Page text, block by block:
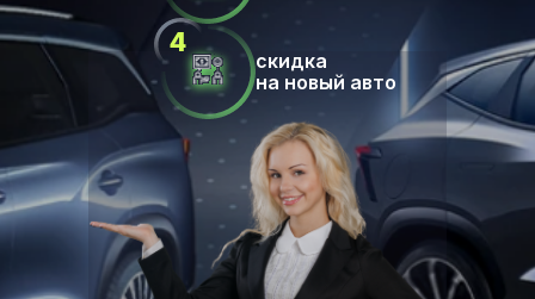
скидка
на новый авто